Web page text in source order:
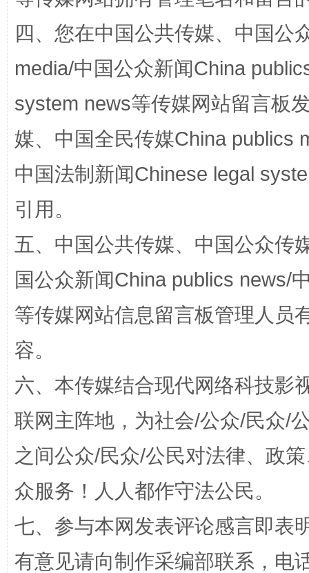
国家大学科技园优化重塑工作
四、您在中国公共传媒、中国公
media/中国公众新闻China
system news等传媒网站留言板
媒、中国全民传媒China publics
中国法制新闻Chinese legal
引用。
五、中国公共传媒、中国公众传
国公众新闻China publics news/
等传媒网站信息留言板管理人员
容。
六、本传媒结合现代网络科技影
联网主阵地，为社会/公众/民众/
之间公众/民众/公民对法律、政
众服务！人人都作守法公民。
七、参与本网发表评论感言即表
有意见请向制作采编部联系，电